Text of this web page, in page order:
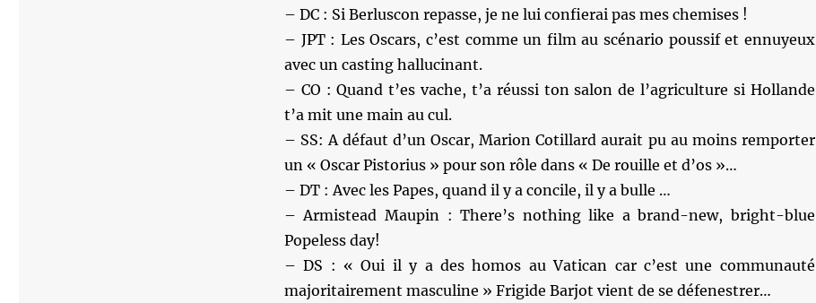
– DC : Si Berluscon repasse, je ne lui confierai pas mes chemises !
– JPT : Les Oscars, c’est comme un film au scénario poussif et ennuyeux
avec un casting hallucinant.
– CO : Quand t’es vache, t’a réussi ton salon de l’agriculture si Hollande
t’a mit une main au cul.
– SS: A défaut d’un Oscar, Marion Cotillard aurait pu au moins remporter
un « Oscar Pistorius » pour son rôle dans « De rouille et d’os »…
– DT : Avec les Papes, quand il y a concile, il y a bulle …
– Armistead Maupin : There’s nothing like a brand-new, bright-blue
Popeless day!
– DS : « Oui il y a des homos au Vatican car c’est une communauté
majoritairement masculine » Frigide Barjot vient de se défenestrer…